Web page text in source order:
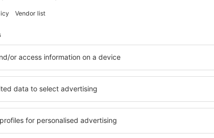
Flygplats
3.3